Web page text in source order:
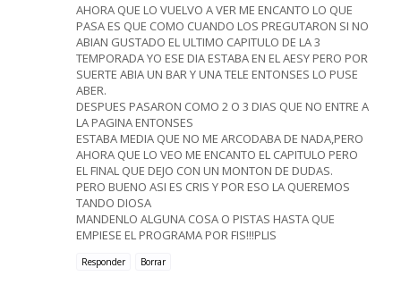
AHORA QUE LO VUELVO A VER ME ENCANTO LO QUE
PASA ES QUE COMO CUANDO LOS PREGUTARON SI NO
ABIAN GUSTADO EL ULTIMO CAPITULO DE LA 3
TEMPORADA YO ESE DIA ESTABA EN EL AESY PERO POR
SUERTE ABIA UN BAR Y UNA TELE ENTONSES LO PUSE
ABER.
DESPUES PASARON COMO 2 O 3 DIAS QUE NO ENTRE A
LA PAGINA ENTONSES
ESTABA MEDIA QUE NO ME ARCODABA DE NADA,PERO
AHORA QUE LO VEO ME ENCANTO EL CAPITULO PERO
EL FINAL QUE DEJO CON UN MONTON DE DUDAS.
PERO BUENO ASI ES CRIS Y POR ESO LA QUEREMOS
TANDO DIOSA
MANDENLO ALGUNA COSA O PISTAS HASTA QUE
EMPIESE EL PROGRAMA POR FIS!!!PLIS
Responder Borrar